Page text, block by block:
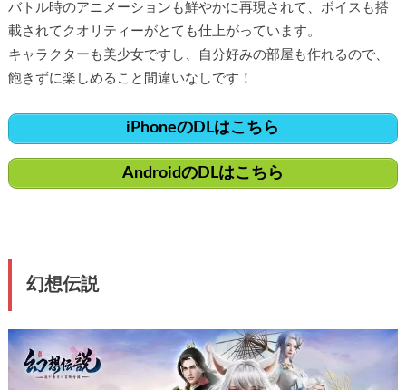
バトル時のアニメーションも鮮やかに再現されて、ボイスも搭
載されてクオリティーがとても仕上がっています。
キャラクターも美少女ですし、自分好みの部屋も作れるので、
飽きずに楽しめること間違いなしです！
iPhoneのDLはこちら
AndroidのDLはこちら
幻想伝説